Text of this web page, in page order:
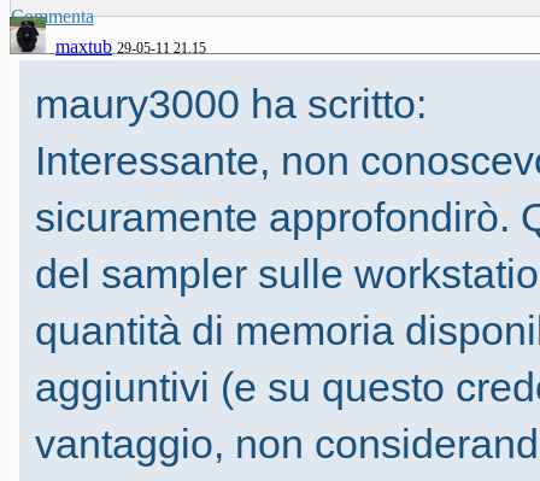
Commenta
maxtub 29-05-11 21.15
maury3000 ha scritto:
Interessante, non
sicuramente approfondirò.
del sampler sulle
quantità di memoria
aggiuntivi (e su questo
vantaggio, non